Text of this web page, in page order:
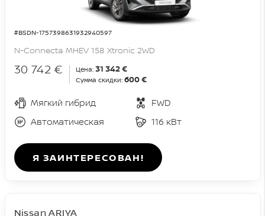
#BSDN-1757398631932940597
N-Connecta MHEV 158 Xtronic 2WD
30 742 € Цена: 31 342 €
Сумма скидки: 600 €
Мягкий гибрид
FWD
Автоматическая
116 кВт
Я ЗАИНТЕРЕСОВАН!
Nissan ARIYA